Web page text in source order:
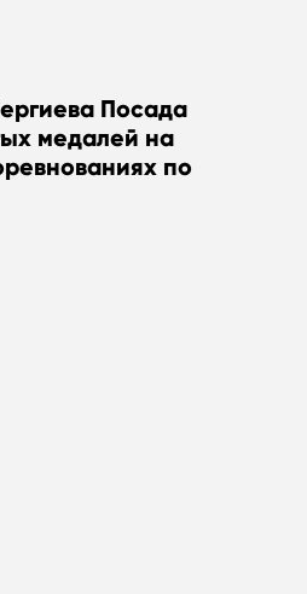
Посада
медалей на
по